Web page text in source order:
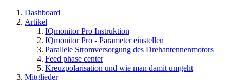
Dashboard
Artikel
IQmonitor Pro Instruktion
IQmonitor Pro - Parameter einstellen
Parallele Stromversorgung des Drehantennenmotors
Feed phase center
Kreuzpolarisation und wie man damit umgeht
Mitglieder